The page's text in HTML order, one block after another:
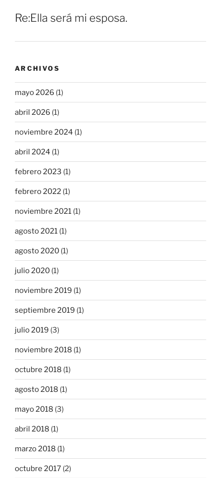
Re:Ella será mi esposa.
ARCHIVOS
mayo 2026 (1)
abril 2026 (1)
noviembre 2024 (1)
abril 2024 (1)
febrero 2023 (1)
febrero 2022 (1)
noviembre 2021 (1)
agosto 2021 (1)
agosto 2020 (1)
julio 2020 (1)
noviembre 2019 (1)
septiembre 2019 (1)
julio 2019 (3)
noviembre 2018 (1)
octubre 2018 (1)
agosto 2018 (1)
mayo 2018 (3)
abril 2018 (1)
marzo 2018 (1)
octubre 2017 (2)